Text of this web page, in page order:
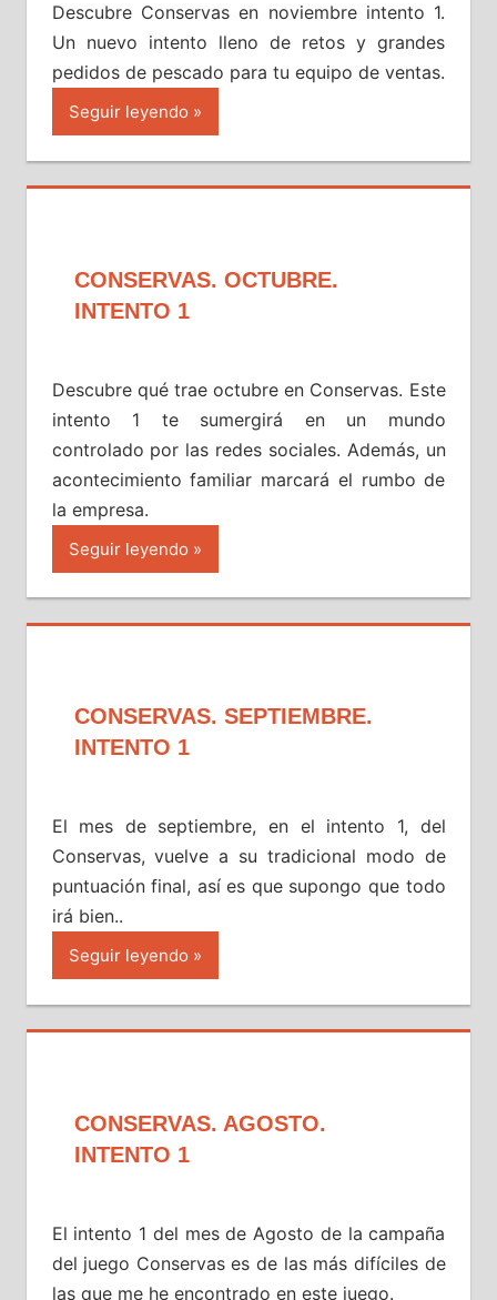
Descubre Conservas en noviembre intento 1.
Un nuevo intento lleno de retos y grandes
pedidos de pescado para tu equipo de ventas.
Seguir leyendo
CONSERVAS. OCTUBRE.
INTENTO 1
Descubre qué trae octubre en Conservas. Este
intento 1 te sumergirá en un mundo
controlado por las redes sociales. Además, un
acontecimiento familiar marcará el rumbo de
la empresa.
Seguir leyendo
CONSERVAS. SEPTIEMBRE.
INTENTO 1
El mes de septiembre, en el intento 1, del
Conservas, vuelve a su tradicional modo de
puntuación final, así es que supongo que todo
irá bien..
Seguir leyendo
CONSERVAS. AGOSTO.
INTENTO 1
El intento 1 del mes de Agosto de la campaña
del juego Conservas es de las más difíciles de
las que me he encontrado en este juego.